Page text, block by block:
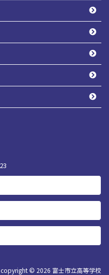
copyright © 2026 富士市立高等学校